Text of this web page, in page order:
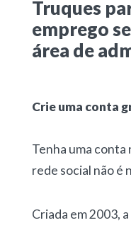
Truques
emprego
área de
Crie uma conta
Tenha uma conta
rede social não é
Criada em 2003,